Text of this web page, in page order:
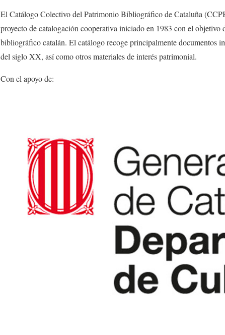
El Catálogo Colectivo del Patrimonio Bibliográfico de Cataluña
proyecto de catalogación cooperativa iniciado en 1983 con el
bibliográfico catalán. El catálogo recoge principalmente documentos
del siglo XX, así como otros materiales de interés patrimonial.
Con el apoyo de: